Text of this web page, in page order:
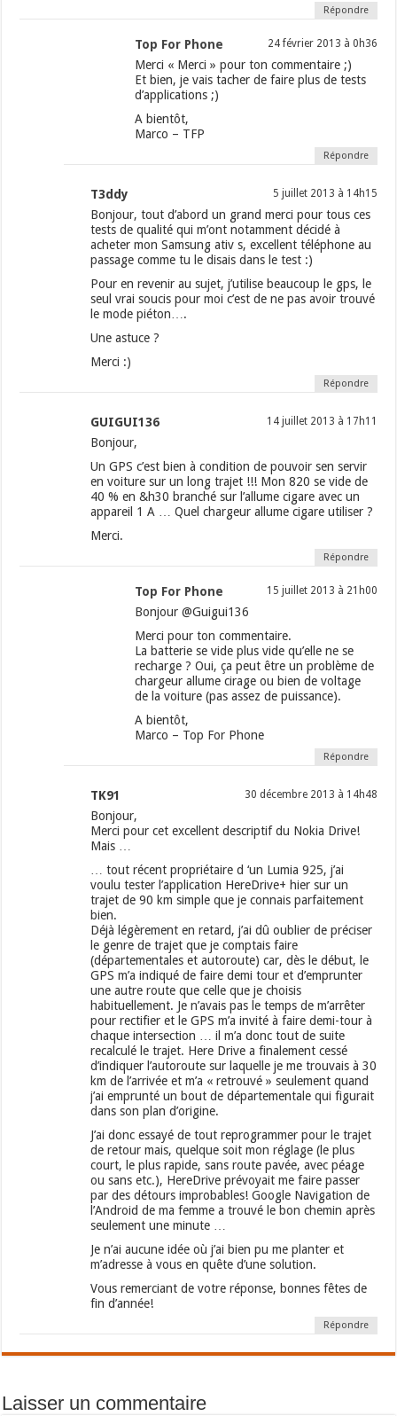
Répondre
Top For Phone 24 février 2013 à 0h36
Merci « Merci » pour ton commentaire ;)
Et bien, je vais tacher de faire plus de tests
d’applications ;)
A bientôt,
Marco – TFP
Répondre
T3ddy 5 juillet 2013 à 14h15
Bonjour, tout d’abord un grand merci pour tous ces
tests de qualité qui m’ont notamment décidé à
acheter mon Samsung ativ s, excellent téléphone au
passage comme tu le disais dans le test :)
Pour en revenir au sujet, j’utilise beaucoup le gps, le
seul vrai soucis pour moi c’est de ne pas avoir trouvé
le mode piéton….
Une astuce ?
Merci :)
Répondre
GUIGUI136 14 juillet 2013 à 17h11
Bonjour,
Un GPS c’est bien à condition de pouvoir sen servir
en voiture sur un long trajet !!! Mon 820 se vide de
40 % en &h30 branché sur l’allume cigare avec un
appareil 1 A … Quel chargeur allume cigare utiliser ?
Merci.
Répondre
Top For Phone 15 juillet 2013 à 21h00
Bonjour @Guigui136
Merci pour ton commentaire.
La batterie se vide plus vide qu’elle ne se
recharge ? Oui, ça peut être un problème de
chargeur allume cirage ou bien de voltage
de la voiture (pas assez de puissance).
A bientôt,
Marco – Top For Phone
Répondre
TK91 30 décembre 2013 à 14h48
Bonjour,
Merci pour cet excellent descriptif du Nokia Drive!
Mais …
… tout récent propriétaire d ‘un Lumia 925, j’ai
voulu tester l’application HereDrive+ hier sur un
trajet de 90 km simple que je connais parfaitement
bien.
Déjà légèrement en retard, j’ai dû oublier de préciser
le genre de trajet que je comptais faire
(départementales et autoroute) car, dès le début, le
GPS m’a indiqué de faire demi tour et d’emprunter
une autre route que celle que je choisis
habituellement. Je n’avais pas le temps de m’arrêter
pour rectifier et le GPS m’a invité à faire demi-tour à
chaque intersection … il m’a donc tout de suite
recalculé le trajet. Here Drive a finalement cessé
d’indiquer l’autoroute sur laquelle je me trouvais à 30
km de l’arrivée et m’a « retrouvé » seulement quand
j’ai emprunté un bout de départementale qui figurait
dans son plan d’origine.
J’ai donc essayé de tout reprogrammer pour le trajet
de retour mais, quelque soit mon réglage (le plus
court, le plus rapide, sans route pavée, avec péage
ou sans etc.), HereDrive prévoyait me faire passer
par des détours improbables! Google Navigation de
l’Android de ma femme a trouvé le bon chemin après
seulement une minute …
Je n’ai aucune idée où j’ai bien pu me planter et
m’adresse à vous en quête d’une solution.
Vous remerciant de votre réponse, bonnes fêtes de
fin d’année!
Répondre
Laisser un commentaire